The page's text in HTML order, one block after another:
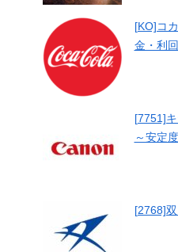
[KO]コ
金・利
[7751]
～安定
[2768]